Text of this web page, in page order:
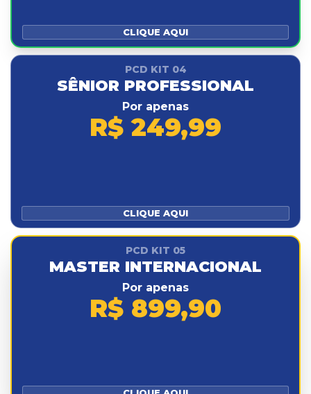
CLIQUE AQUI
PCD KIT 04
SÊNIOR PROFESSIONAL
Por apenas
R$ 249,99
CLIQUE AQUI
PCD KIT 05
MASTER INTERNACIONAL
Por apenas
R$ 899,90